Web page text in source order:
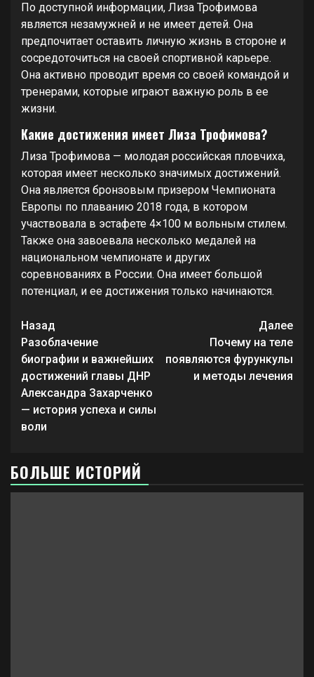
По доступной информации, Лиза Трофимова
является незамужней и не имеет детей. Она
предпочитает оставить личную жизнь в стороне и
сосредоточиться на своей спортивной карьере.
Она активно проводит время со своей командой и
тренерами, которые играют важную роль в ее
жизни.
Какие достижения имеет Лиза Трофимова?
Лиза Трофимова — молодая российская пловчиха,
которая имеет несколько значимых достижений.
Она является бронзовым призером Чемпионата
Европы по плаванию 2018 года, в котором
участвовала в эстафете 4×100 м вольным стилем.
Также она завоевала несколько медалей на
национальном чемпионате и других
соревнованиях в России. Она имеет большой
потенциал, и ее достижения только начинаются.
Продолжить
чтение
Назад
Разоблачение
биографии и важнейших
достижений главы ДНР
Александра Захарченко
— история успеха и силы
воли
Далее
Почему на теле
появляются фурункулы
и методы лечения
БОЛЬШЕ ИСТОРИЙ